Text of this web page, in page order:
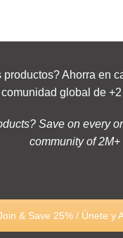
productos? Ahorra en
global de
Save on every
community of 2M+
& Save 25% / Únete y